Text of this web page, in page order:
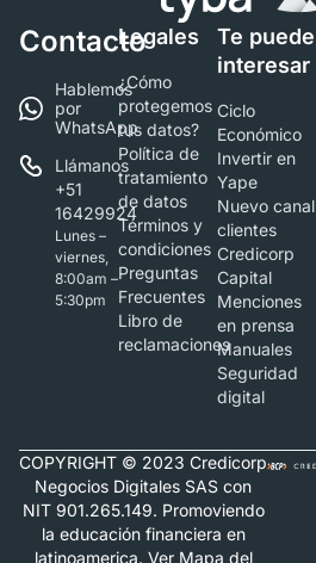
Contacto
Hablemos
por
WhatsApp
Llámanos
+51
16429924
Lunes –
viernes,
8:00am –
5:30pm
Legales
¿Cómo
protegemos
tus datos?
Política de
tratamiento
de datos
Términos y
condiciones
Preguntas
Frecuentes
Libro de
reclamaciones
Te puede
interesar
Ciclo
Económico
Invertir en
Yape
Nuevo canal
clientes
Credicorp
Capital
Menciones
en prensa
Manuales
Seguridad
digital
COPYRIGHT © 2023 Credicorp
Negocios Digitales SAS con
NIT 901.265.149. Promoviendo
la educación financiera en
latinoamerica. Ver Mapa del